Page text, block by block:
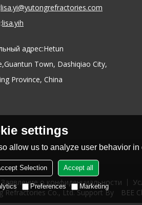
lisa.yi@yutongrefractories.com
lisa.yih
адрес:Hetun
Town, Dashiqiao City,
Province, China
Заявление о конфиденциальности
Refractories Co., Ltd.Support By BEE
settings
allow us to analyze user behavior
Selection Accept all
Preferences Marketing